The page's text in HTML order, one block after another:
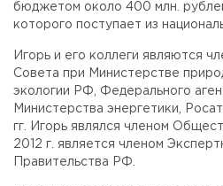
бюджетом около 400 млн.
которого поступает из
Игорь и его коллеги являются
Совета при Министерстве
экологии РФ, Федерального
Министерства энергетики,
гг. Игорь являлся членом
2012 г. является членом
Правительства РФ.